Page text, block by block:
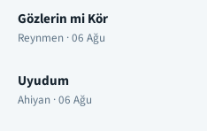
Gözlerin mi Kör
Reynmen · 06 Ağu
Uyudum
Ahiyan · 06 Ağu